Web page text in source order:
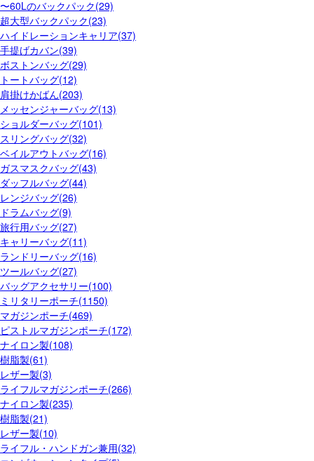
〜60Lのバックパック(29)
超大型バックパック(23)
ハイドレーションキャリア(37)
手提げカバン(39)
ボストンバッグ(29)
トートバッグ(12)
肩掛けかばん(203)
メッセンジャーバッグ(13)
ショルダーバッグ(101)
スリングバッグ(32)
ベイルアウトバッグ(16)
ガスマスクバッグ(43)
ダッフルバッグ(44)
レンジバッグ(26)
ドラムバッグ(9)
旅行用バッグ(27)
キャリーバッグ(11)
ランドリーバッグ(16)
ツールバッグ(27)
バッグアクセサリー(100)
ミリタリーポーチ(1150)
マガジンポーチ(469)
ピストルマガジンポーチ(172)
ナイロン製(108)
樹脂製(61)
レザー製(3)
ライフルマガジンポーチ(266)
ナイロン製(235)
樹脂製(21)
レザー製(10)
ライフル・ハンドガン兼用(32)